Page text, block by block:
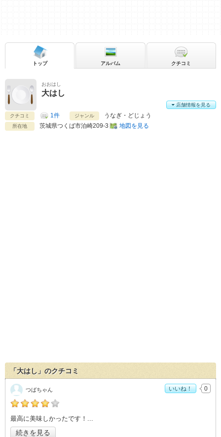
おおはし
大はし
クチコミ 1件 ジャンル うなぎ・どじょう
所在地 茨城県つくば市泊崎209-3 地図を見る
店舗情報を見る
トップ アルバム クチコミ
「大はし」のクチコミ
の「大はし」おすすめ度：
最高に美味しかったです！
続きを見る
つばちゃん いいね！ 0